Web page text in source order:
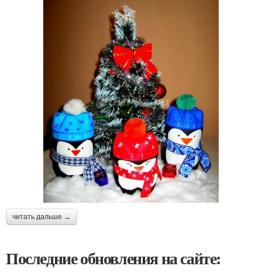
читать дальше →
Последние обновления на сайте: